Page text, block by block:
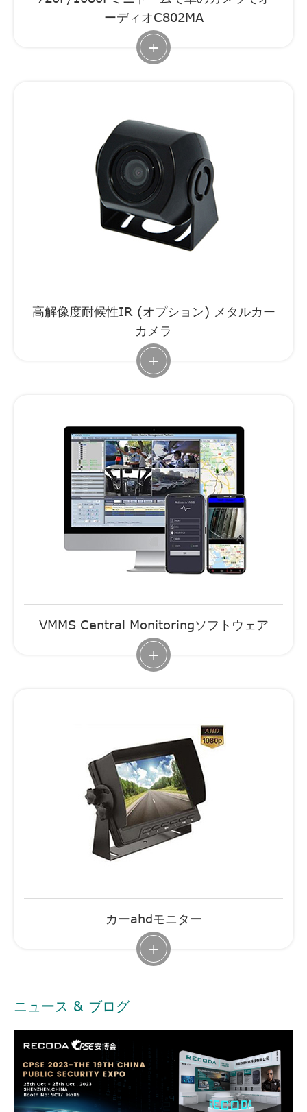
ーディオC802MA
+
高解像度耐候性IR (オプション) メタルカー
カメラ
+
VMMS Central Monitoringソフトウェア
+
カーahdモニター
+
ニュース & ブログ